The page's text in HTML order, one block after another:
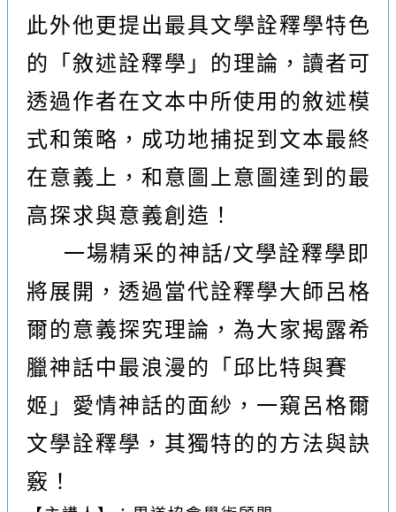
此外他更提出最具文學詮釋學特色
的「敘述詮釋學」的理論，讀者可
透過作者在文本中所使用的敘述模
式和策略，成功地捕捉到文本最終
在意義上，和意圖上意圖達到的最
高探求與意義創造！
一場精采的神話/文學詮釋學即
將展開，透過當代詮釋學大師呂格
爾的意義探究理論，為大家揭露希
臘神話中最浪漫的「邱比特與賽
姬」愛情神話的面紗，一窺呂格爾
文學詮釋學，其獨特的的方法與訣
竅！